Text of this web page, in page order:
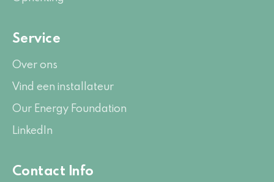
Service
Over ons
Vind een installateur
Our Energy Foundation
LinkedIn
Contact Info